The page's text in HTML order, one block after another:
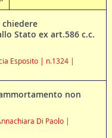
chiedere
Stato ex art.586 c.c.
Esposito | n.1324 |
non
Di Paolo |